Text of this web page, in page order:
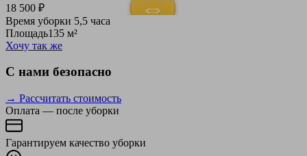
18 500 ₽
Время уборки 5,5 часа
Площадь135 м²
Хочу так же
С нами безопасно
→ Рассчитать стоимость
Оплата — после уборки
Гарантируем качество уборки